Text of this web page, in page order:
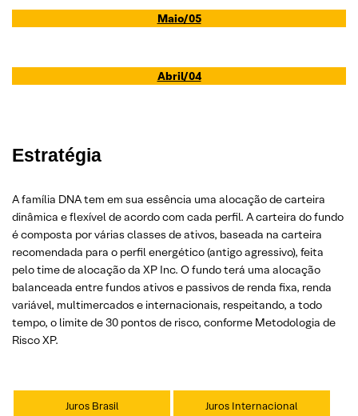
Maio/05
Abril/04
Estratégia
A família DNA tem em sua essência uma alocação de carteira
dinâmica e flexível de acordo com cada perfil. A carteira do fundo
é composta por várias classes de ativos, baseada na carteira
recomendada para o perfil energético (antigo agressivo), feita
pelo time de alocação da XP Inc. O fundo terá uma alocação
balanceada entre fundos ativos e passivos de renda fixa, renda
variável, multimercados e internacionais, respeitando, a todo
tempo, o limite de 30 pontos de risco, conforme Metodologia de
Risco XP.
Juros Brasil Juros Internacional